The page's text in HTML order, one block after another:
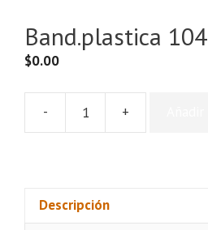
Band.plastica 104
$0.00
- +
Descripción